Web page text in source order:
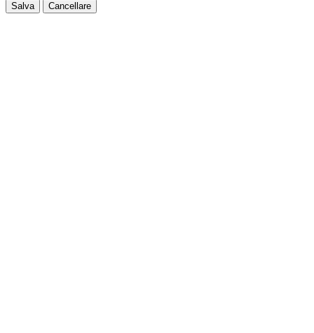
Salva Cancellare